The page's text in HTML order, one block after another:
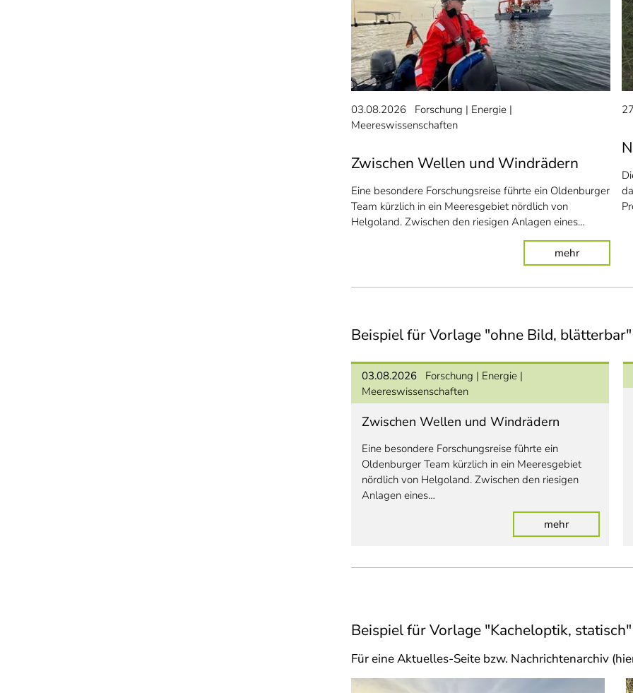
03.08.2026 Forschung
Energie
Meereswissenschaften
Zwischen Wellen und Windrädern
Eine besondere Forschungsreise führte ein Oldenburger
Team kürzlich in ein Meeresgebiet nördlich von
Helgoland. Zwischen den riesigen Anlagen eines…
mehr: Zwischen
Beispiel für Vorlage "ohne Bild, blätterbar"
03.08.2026 Forschung
Energie
Meereswissenschaften
Zwischen Wellen und Windrädern
Eine besondere Forschungsreise führte ein
Oldenburger Team kürzlich in ein Meeresgebiet
nördlich von Helgoland. Zwischen den riesigen
Anlagen eines…
mehr: Zwischen
Beispiel für Vorlage "Kacheloptik, statisch"
Für eine Aktuelles-Seite bzw. Nachrichtenarchiv